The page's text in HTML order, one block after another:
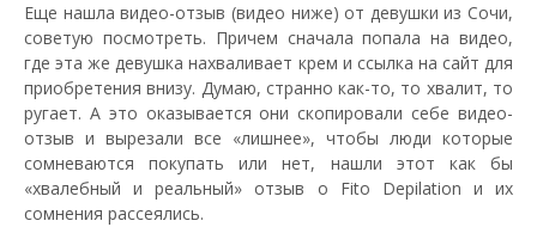
Еще нашла видео-отзыв (видео ниже) от девушки из Сочи,
советую посмотреть. Причем сначала попала на видео,
где эта же девушка нахваливает крем и ссылка на сайт для
приобретения внизу. Думаю, странно как-то, то хвалит, то
ругает. А это оказывается они скопировали себе видео-
отзыв и вырезали все «лишнее», чтобы люди которые
сомневаются покупать или нет, нашли этот как бы
«хвалебный и реальный» отзыв о Fito Depilation и их
сомнения рассеялись.